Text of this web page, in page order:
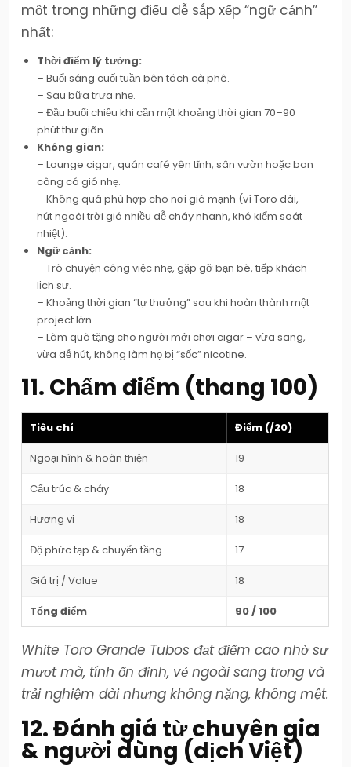
một trong những điếu dễ sắp xếp “ngữ cảnh”
nhất:
Thời điểm lý tưởng:
– Buổi sáng cuối tuần bên tách cà phê.
– Sau bữa trưa nhẹ.
– Đầu buổi chiều khi cần một khoảng thời gian 70–90
phút thư giãn.
Không gian:
– Lounge cigar, quán café yên tĩnh, sân vườn hoặc ban
công có gió nhẹ.
– Không quá phù hợp cho nơi gió mạnh (vì Toro dài,
hút ngoài trời gió nhiều dễ cháy nhanh, khó kiểm soát
nhiệt).
Ngữ cảnh:
– Trò chuyện công việc nhẹ, gặp gỡ bạn bè, tiếp khách
lịch sự.
– Khoảng thời gian “tự thưởng” sau khi hoàn thành một
project lớn.
– Làm quà tặng cho người mới chơi cigar – vừa sang,
vừa dễ hút, không làm họ bị “sốc” nicotine.
11. Chấm điểm (thang 100)
Tiêu chí Điểm (/20)
Ngoại hình & hoàn thiện 19
Cấu trúc & cháy 18
Hương vị 18
Độ phức tạp & chuyển tầng 17
Giá trị / Value 18
Tổng điểm 90 / 100
White Toro Grande Tubos đạt điểm cao nhờ sự
mượt mà, tính ổn định, vẻ ngoài sang trọng và
trải nghiệm dài nhưng không nặng, không mệt.
12. Đánh giá từ chuyên gia
& người dùng (dịch Việt)